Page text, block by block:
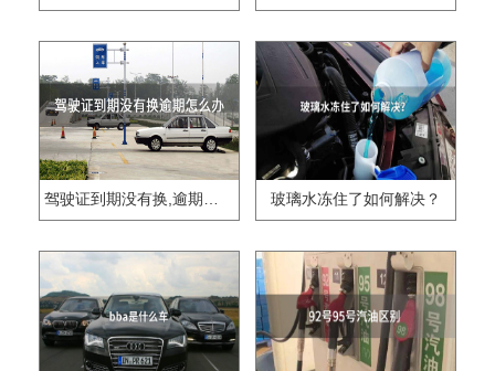
驾驶证到期没有换,逾期怎么办?? 玻璃水冻住了如何解决？